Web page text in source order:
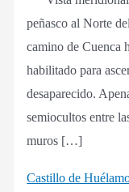
peñasco al Norte
camino de Cuenca
habilitado para
desaparecido.
semiocultos
muros […]
Castillo de